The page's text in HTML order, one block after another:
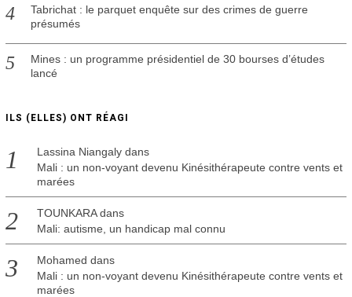
Tabrichat : le parquet enquête sur des crimes de guerre
présumés
Mines : un programme présidentiel de 30 bourses d’études
lancé
ILS (ELLES) ONT RÉAGI
Lassina Niangalydans
Mali : un non-voyant devenu Kinésithérapeute contre vents et
marées
TOUNKARAdans
Mali: autisme, un handicap mal connu
Mohamed dans
Mali : un non-voyant devenu Kinésithérapeute contre vents et
marées